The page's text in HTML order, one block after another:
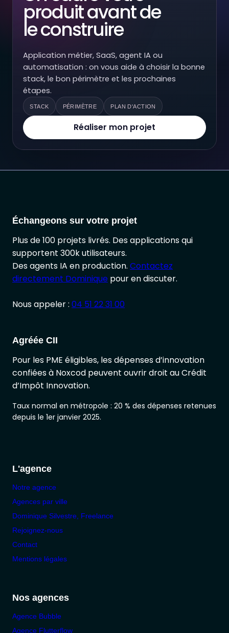
produit avant de
le construire
Application métier, SaaS, agent IA ou
automatisation : on vous aide à choisir la bonne
stack, le bon périmètre et les prochaines
étapes.
STACK PÉRIMÈTRE PLAN D'ACTION
Réaliser mon projet
Échangeons sur votre projet
Plus de 100 projets livrés. Des applications qui
supportent 300k utilisateurs.
Des agents IA en production. Contactez
directement Dominique pour en discuter.
Nous appeler : 04 51 22 31 00
Agréée CII
Pour les PME éligibles, les dépenses d’innovation
confiées à Noxcod peuvent ouvrir droit au Crédit
d’Impôt Innovation.
Taux normal en métropole : 20 % des dépenses retenues
depuis le 1er janvier 2025.
L'agence
Notre agence
Agences par ville
Dominique Silvestre, Freelance
Rejoignez-nous
Contact
Mentions légales
Nos agences
Agence Bubble
Agence Flutterflow